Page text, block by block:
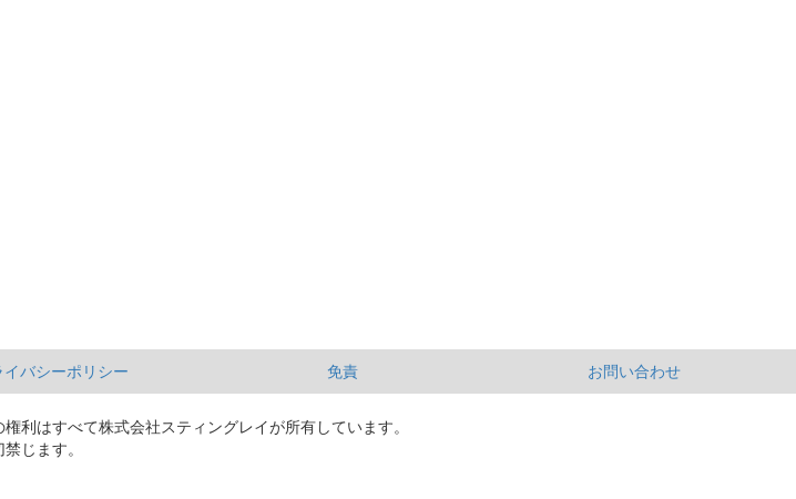
イバシーポリシー 免責 お問い合わせ
利はすべて株式会社スティングレイが所有しています。
じます。